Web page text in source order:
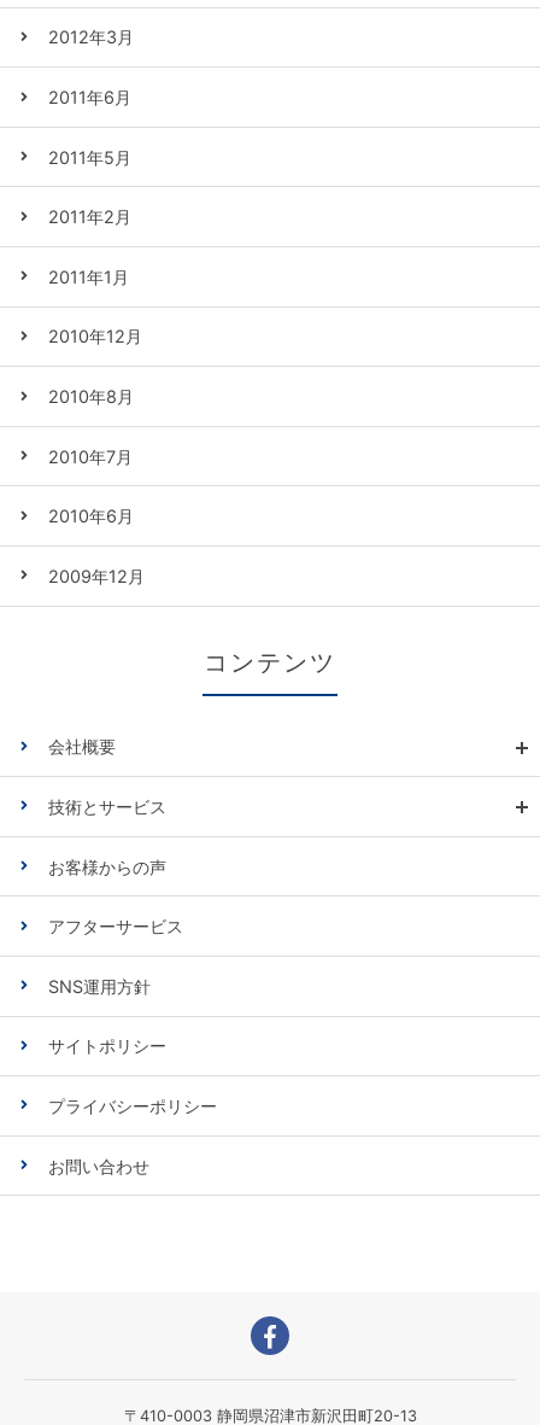
2012年3月
2011年6月
2011年5月
2011年2月
2011年1月
2010年12月
2010年8月
2010年7月
2010年6月
2009年12月
コンテンツ
会社概要
技術とサービス
お客様からの声
アフターサービス
SNS運用方針
サイトポリシー
プライバシーポリシー
お問い合わせ
〒410-0003 静岡県沼津市新沢田町20-13